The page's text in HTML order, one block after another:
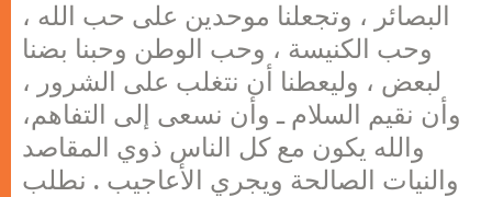
البصائر ، وتجعلنا موحدين على حب الله ،
وحب الكنيسة ، وحب الوطن وحبنا بضنا
لبعض ، وليعطنا أن نتغلب على الشرور ،
وأن نقيم السلام ـ وأن نسعى إلى التفاهم،
والله يكون مع كل الناس ذوي المقاصد
والنيات الصالحة ويجري الأعاجيب . نطلب